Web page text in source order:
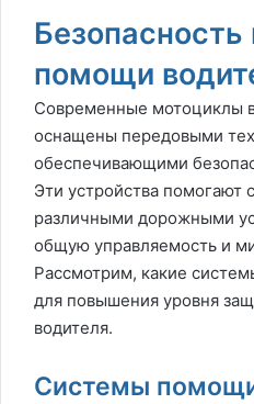
помощи
Современные мотоциклы
оснащены передовыми
обеспечивающими
Эти устройства помогают
различными дорожными
общую управляемость и
Рассмотрим, какие
для повышения уровня
водителя.
Системы